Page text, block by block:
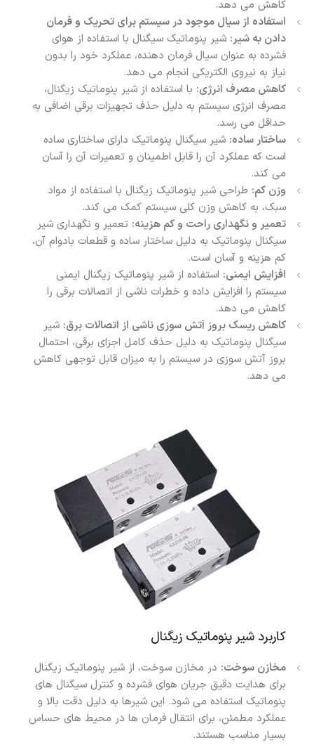
کاهش می دهد.
استفاده از سیال موجود در سیستم برای تحریک و فرمان
دادن به شیر: شیر پنوماتیک سیگنال با استفاده از هوای
فشرده به عنوان سیال فرمان دهنده، عملکرد خود را بدون
نیاز به نیروی الکتریکی انجام می دهد.
کاهش مصرف انرژی: با استفاده از شیر پنوماتیک زیگنال،
مصرف انرژی سیستم به دلیل حذف تجهیزات برقی اضافی به
حداقل می رسد.
ساختار ساده: شیر سیگنال پنوماتیک دارای ساختاری ساده
است که عملکرد آن را قابل اطمینان و تعمیرات آن را آسان
می کند.
وزن کم: طراحی شیر پنوماتیک زیگنال با استفاده از مواد
سبک، به کاهش وزن کلی سیستم کمک می کند.
تعمیر و نگهداری راحت و کم هزینه: تعمیر و نگهداری شیر
سیگنال پنوماتیک به دلیل ساختار ساده و قطعات بادوام آن،
کم هزینه و آسان است.
افزایش ایمنی: استفاده از شیر پنوماتیک زیگنال ایمنی
سیستم را افزایش داده و خطرات ناشی از اتصالات برقی را
کاهش می دهد.
کاهش ریسک بروز آتش سوزی ناشی از اتصالات برق: شیر
سیگنال پنوماتیک به دلیل حذف کامل اجزای برقی، احتمال
بروز آتش سوزی در سیستم را به میزان قابل توجهی کاهش
می دهد.
کاربرد شیر پنوماتیک زیگنال
مخازن سوخت: در مخازن سوخت، از شیر پنوماتیک زیگنال
برای هدایت دقیق جریان هوای فشرده و کنترل سیگنال های
پنوماتیک استفاده می شود. این شیرها به دلیل دقت بالا و
عملکرد مطمئن، برای انتقال فرمان ها در محیط های حساس
بسیار مناسب هستند.